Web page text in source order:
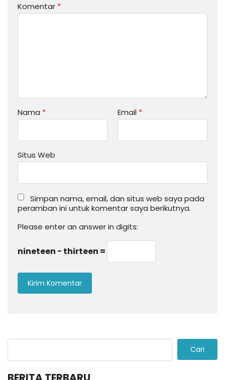
Komentar *
Nama * Email *
Situs Web
Simpan nama, email, dan situs web saya pada
peramban ini untuk komentar saya berikutnya.
Please enter an answer in digits:
nineteen − thirteen =
Cari